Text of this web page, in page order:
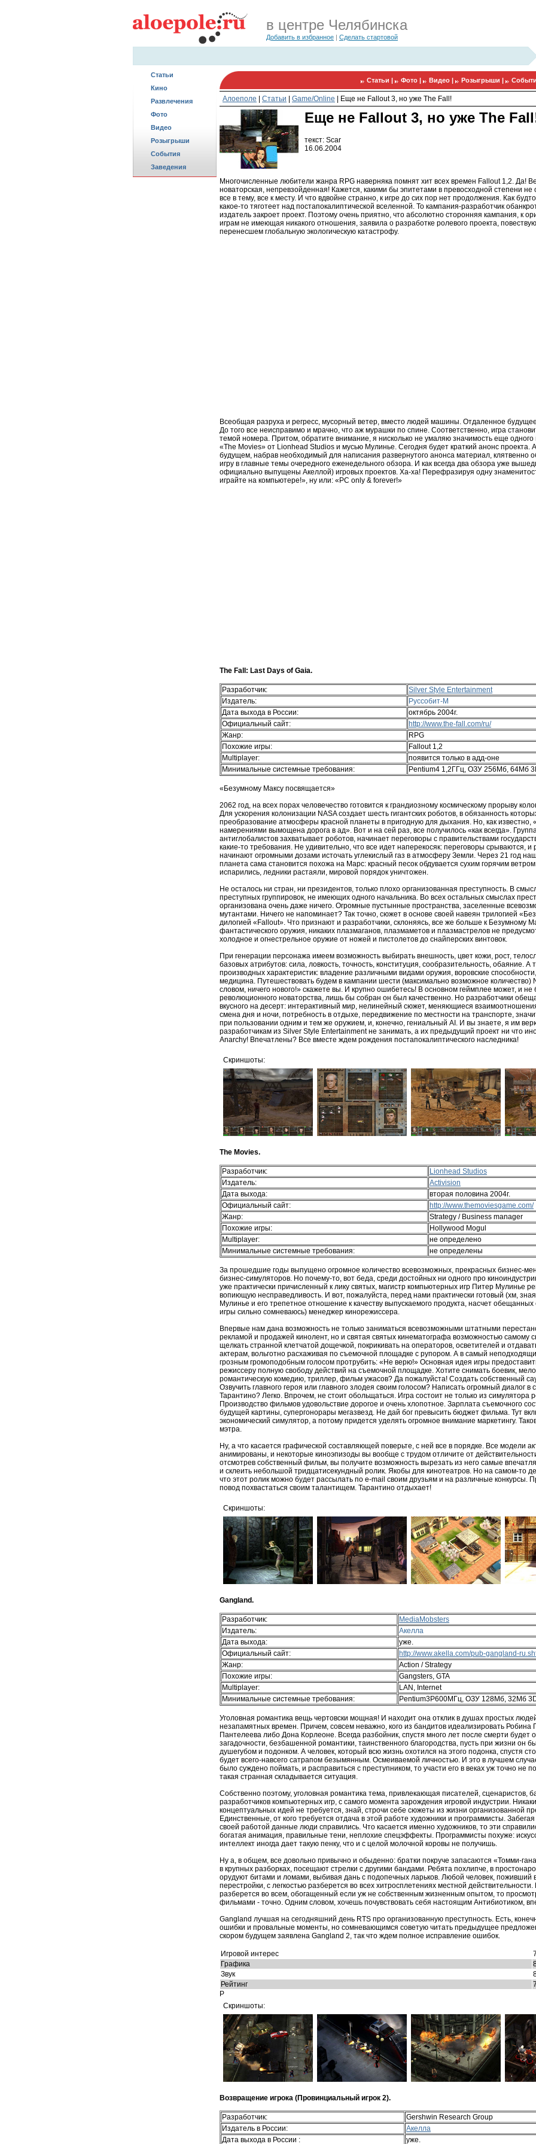
в центре Челябинска
Добавить в избранное | Сделать стартовой
Статьи
Кино
Развлечения
Фото
Видео
Розыгрыши
События
Заведения
Статьи | Фото | Видео | Розыгрыши |
Алоеполе Статьи Game/Online Еще не Fallout 3, но уже The Fall!
Еще не Fallout 3, но уже The
текст: Scar
16.06.2004
Многочисленные любители жанра RPG наверняка помнят хит всех времен Fallout 1,2. Да!
новаторская, непревзойденная! Кажется, какими бы эпитетами в превосходной степени не
все в тему, все к месту. И что вдвойне странно, к игре до сих пор нет продолжения. Как
какое-то тяготеет над постапокалиптической вселенной. То кампания-разработчик
издатель закроет проект. Поэтому очень приятно, что абсолютно сторонняя кампания, к
играм не имеющая никакого отношения, заявила о разработке ролевого проекта,
перенесшем глобальную экологическую катастрофу.
Всеобщая разруха и регресс, мусорный ветер, вместо людей машины. Отдаленное
До того все неисправимо и мрачно, что аж мурашки по спине. Соответственно, игра
темой номера. Притом, обратите внимание, я нисколько не умаляю значимость еще одного
«The Movies» от Lionhead Studios и мусью Мулинье. Сегодня будет краткий анонс проекта.
будущем, набрав необходимый для написания развернутого анонса материал, клятвенно
игру в главные темы очередного еженедельного обзора. И как всегда два обзора уже
официально выпущены Акеллой) игровых проектов. Ха-ха! Перефразируя одну
играйте на компьютере!», ну или: «PC only & forever!»
The Fall: Last Days of Gaia.
Разработчик:
Silver Style Entertainment
Издатель:
Руссобит-М
Дата выхода в России:
октябрь 2004г.
Официальный сайт:
http://www.the-fall.com/ru/
Жанр:
RPG
Похожие игры:
Fallout 1,2
Multiplayer:
появится только в адд-оне
Минимальные системные требования:
Pentium4 1,2ГГц, ОЗУ 256Мб, 64Мб
«Безумному Максу посвящается»
2062 год, на всех порах человечество готовится к грандиозному космическому прорыву
Для ускорения колонизации NASA создает шесть гигантских роботов, в обязанность
преобразование атмосферы красной планеты в пригодную для дыхания. Но, как известно,
намерениями вымощена дорога в ад». Вот и на сей раз, все получилось «как всегда».
антиглобалистов захватывает роботов, начинает переговоры с правительствами
какие-то требования. Не удивительно, что все идет наперекосяк: переговоры срываются, и
начинают огромными дозами источать углекислый газ в атмосферу Земли. Через 21 год
планета сама становится похожа на Марс: красный песок обдувается сухим горячим
испарились, ледники растаяли, мировой порядок уничтожен.
Не осталось ни стран, ни президентов, только плохо организованная преступность. В
преступных группировок, не имеющих одного начальника. Во всех остальных смыслах
организована очень даже ничего. Огромные пустынные пространства, заселенные
мутантами. Ничего не напоминает? Так точно, сюжет в основе своей навеян трилогией
дилогией «Fallout». Что признают и разработчики, склоняясь, все же больше к Безумному
фантастического оружия, никаких плазмаганов, плазмаметов и плазмастрелов не
холодное и огнестрельное оружие от ножей и пистолетов до снайперских винтовок.
При генерации персонажа имеем возможность выбирать внешность, цвет кожи, рост,
базовых атрибутов: сила, ловкость, точность, конституция, сообразительность, обаяние. А
производных характеристик: владение различными видами оружия, воровские
медицина. Путешествовать будем в кампании шести (максимально возможное количество)
словом, ничего нового!» скажете вы. И крупно ошибетесь! В основном геймплее может, и не
революционного новаторства, лишь бы собран он был качественно. Но разработчики
вкусного на десерт: интерактивный мир, нелинейный сюжет, меняющиеся
смена дня и ночи, потребность в отдыхе, передвижение по местности на транспорте,
при пользовании одним и тем же оружием, и, конечно, гениальный AI. И вы знаете, я им
разработчикам из Silver Style Entertainment не занимать, а их предыдущий проект ни что
Anarchy! Впечатлены? Все вместе ждем рождения постапокалиптического наследника!
Скриншоты:
The Movies.
Разработчик:
Lionhead Studios
Издатель:
Activision
Дата выхода:
вторая половина 2004г.
Официальный сайт:
http://www.themoviesgame.com/
Жанр:
Strategy / Business manager
Похожие игры:
Hollywood Mogul
Multiplayer:
не определено
Минимальные системные требования:
не определены
За прошедшие годы выпущено огромное количество всевозможных, прекрасных бизнес-
бизнес-симуляторов. Но почему-то, вот беда, среди достойных ни одного про
уже практически причисленный к лику святых, магистр компьютерных игр Питер Мулинье
вопиющую несправедливость. И вот, пожалуйста, перед нами практически готовый (хм,
Мулинье и его трепетное отношение к качеству выпускаемого продукта, насчет обещанных
игры сильно сомневаюсь) менеджер кинорежиссера.
Впервые нам дана возможность не только заниматься всевозможными штатными
рекламой и продажей кинолент, но и святая святых кинематографа возможностью самому
щелкать странной клетчатой дощечкой, покрикивать на операторов, осветителей и
актерам, вольготно расхаживая по съемочной площадке с рупором. А в самый
грозным громоподобным голосом протрубить: «Не верю!» Основная идея игры
режиссеру полную свободу действий на съемочной площадке. Хотите снимать боевик,
романтическую комедию, триллер, фильм ужасов? Да пожалуйста! Создать собственный
Озвучить главного героя или главного злодея своим голосом? Написать огромный диалог в
Тарантино? Легко. Впрочем, не стоит обольщаться. Игра состоит не только из симулятора
Производство фильмов удовольствие дорогое и очень хлопотное. Зарплата съемочного
будущей картины, супергонорары мегазвезд. Не дай бог превысить бюджет фильма. Тут
экономический симулятор, а потому придется уделять огромное внимание маркетингу.
мэтра.
Ну, а что касается графической составляющей поверьте, с ней все в порядке. Все модели
анимированы, и некоторые киноэпизоды вы вообще с трудом отличите от
отсмотрев собственный фильм, вы получите возможность вырезать из него самые
и склеить небольшой тридцатисекундный ролик. Якобы для кинотеатров. Но на самом-то
что этот ролик можно будет рассылать по e-mail своим друзьям и на различные конкурсы.
повод похвастаться своим талантищем. Тарантино отдыхает!
Скриншоты:
Gangland.
Разработчик:
MediaMobsters
Издатель:
Акелла
Дата выхода:
уже.
Официальный сайт:
http://www.akella.com/pub-gangland-
Жанр:
Action / Strategy
Похожие игры:
Gangsters, GTA
Multiplayer:
LAN, Internet
Минимальные системные требования:
Pentium3P600МГц, ОЗУ 128Мб, 32Мб
Уголовная романтика вещь чертовски мощная! И находит она отклик в душах простых
незапамятных времен. Причем, совсем неважно, кого из бандитов идеализировать Робина
Пантелеева либо Дона Корлеоне. Всегда разбойник, спустя много лет после смерти будет
загадочности, безбашенной романтики, таинственного благородства, пусть при жизни он
душегубом и подонком. А человек, который всю жизнь охотился на этого подонка, спустя
будет всего-навсего сатрапом безымянным. Осмеиваемой личностью. И это в лучшем
было суждено поймать, и расправиться с преступником, то участи его в веках уж точно не
такая странная складывается ситуация.
Собственно поэтому, уголовная романтика тема, привлекающая писателей, сценаристов,
разработчиков компьютерных игр, с самого момента зарождения игровой индустрии.
концептуальных идей не требуется, знай, строчи себе сюжеты из жизни организованной
Единственные, от кого требуется отдача в этой работе художники и программисты.
своей работой данные люди справились. Что касается именно художников, то эти
богатая анимация, правильные тени, неплохие спецэффекты. Программисты похуже:
интеллект иногда дает такую пенку, что и с целой молочной коровы не получишь.
Ну а, в общем, все довольно привычно и обыденно: братки покруче запасаются «Томми-
в крупных разборках, посещают стрелки с другими бандами. Ребята похлипче, в
орудуют битами и ломами, выбивая дань с подопечных ларьков. Любой человек, поживший
перестройки, с легкостью разберется во всех хитросплетениях местной действительности.
разберется во всем, обогащенный если уж не собственным жизненным опытом, то
фильмами - точно. Одним словом, хочешь почувствовать себя настоящим Антибиотиком,
Gangland лучшая на сегодняшний день RTS про организованную преступность. Есть,
ошибки и провальные моменты, но сомневающимся советую читать предыдущее
скором будущем заявлена Gangland 2, так что ждем полное исправление ошибок.
Игровой интерес
Графика
Звук
Рейтинг
P
Скриншоты:
Возвращение игрока (Провинциальный игрок 2).
Разработчик:
Gershwin Research Group
Издатель в России:
Акелла
Дата выхода в России :
уже.